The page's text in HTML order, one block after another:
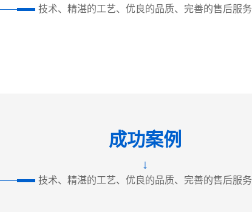
技术、精湛的工艺、优良的品质、完善的售后服务
成功案例
↓
技术、精湛的工艺、优良的品质、完善的售后服务